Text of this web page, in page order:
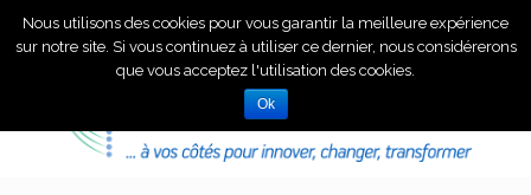
Nous utilisons des cookies pour vous garantir la meilleure expérience
sur notre site. Si vous continuez à utiliser ce dernier, nous considérerons
que vous acceptez l'utilisation des cookies.
Ok